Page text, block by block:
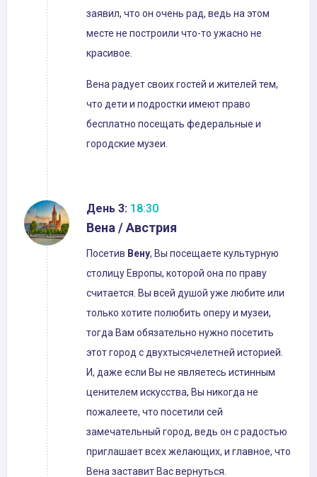
заявил, что он очень рад, ведь на этом
месте не построили что-то ужасно не
красивое.
Вена радует своих гостей и жителей тем,
что дети и подростки имеют право
бесплатно посещать федеральные и
городские музеи.
День 3: 18:30
Вена / Австрия
Посетив Вену, Вы посещаете культурную
столицу Европы, которой она по праву
считается. Вы всей душой уже любите или
только хотите полюбить оперу и музеи,
тогда Вам обязательно нужно посетить
этот город с двухтысячелетней историей.
И, даже если Вы не являетесь истинным
ценителем искусства, Вы никогда не
пожалеете, что посетили сей
замечательный город, ведь он с радостью
приглашает всех желающих, и главное, что
Вена заставит Вас вернуться.